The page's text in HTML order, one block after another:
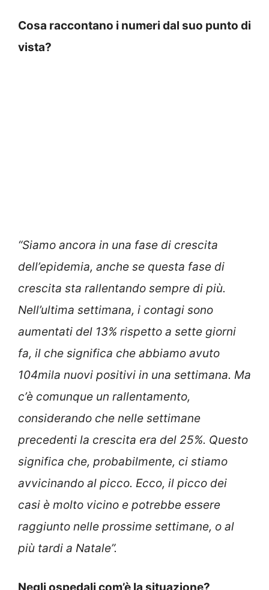
Cosa raccontano i numeri dal suo punto di
vista?
“Siamo ancora in una fase di crescita
dell’epidemia, anche se questa fase di
crescita sta rallentando sempre di più.
Nell’ultima settimana, i contagi sono
aumentati del 13% rispetto a sette giorni
fa, il che significa che abbiamo avuto
104mila nuovi positivi in una settimana. Ma
c’è comunque un rallentamento,
considerando che nelle settimane
precedenti la crescita era del 25%. Questo
significa che, probabilmente, ci stiamo
avvicinando al picco. Ecco, il picco dei
casi è molto vicino e potrebbe essere
raggiunto nelle prossime settimane, o al
più tardi a Natale”.
Negli ospedali com’è la situazione?